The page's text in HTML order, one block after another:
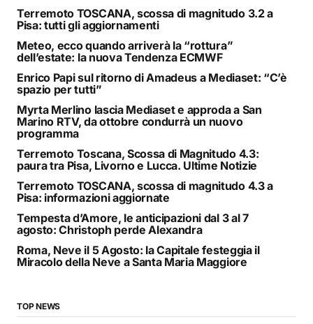
Terremoto TOSCANA, scossa di magnitudo 3.2 a
Pisa: tutti gli aggiornamenti
Meteo, ecco quando arriverà la “rottura”
dell’estate: la nuova Tendenza ECMWF
Enrico Papi sul ritorno di Amadeus a Mediaset: “C’è
spazio per tutti”
Myrta Merlino lascia Mediaset e approda a San
Marino RTV, da ottobre condurrà un nuovo
programma
Terremoto Toscana, Scossa di Magnitudo 4.3:
paura tra Pisa, Livorno e Lucca. Ultime Notizie
Terremoto TOSCANA, scossa di magnitudo 4.3 a
Pisa: informazioni aggiornate
Tempesta d’Amore, le anticipazioni dal 3 al 7
agosto: Christoph perde Alexandra
Roma, Neve il 5 Agosto: la Capitale festeggia il
Miracolo della Neve a Santa Maria Maggiore
TOP NEWS